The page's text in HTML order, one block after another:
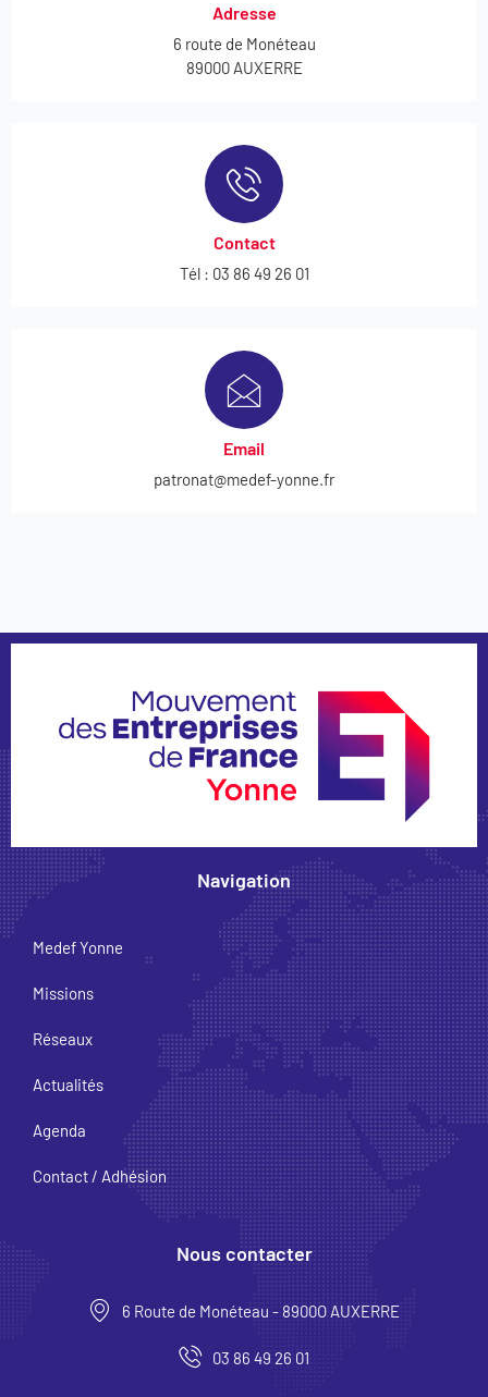
Adresse
6 route de Monéteau
89000 AUXERRE
Contact
Tél : 03 86 49 26 01
Email
patronat@medef-yonne.fr
Navigation
Medef Yonne
Missions
Réseaux
Actualités
Agenda
Contact / Adhésion
Nous contacter
6 Route de Monéteau - 8900O AUXERRE
03 86 49 26 01